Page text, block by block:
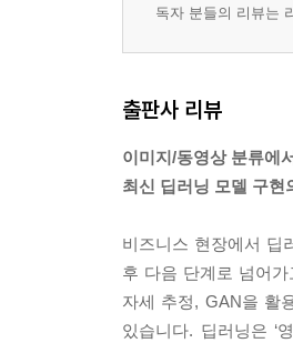
CHAPTER 7 자연어
7.2 torchtext를 활용한
7.4 word2vec, fasttext
7.5 IMDb의 데이터 로
7.7 Transformer의 학
CHAPTER 8 자연어
독자 분들의 리뷰는
출판사 리뷰
이미지/동영상 분류에
최신 딥러닝 모델 구현
비즈니스 현장에서 딥
후 다음 단계로 넘어
자세 추정, GAN을 활
있습니다. 딥러닝은 ‘